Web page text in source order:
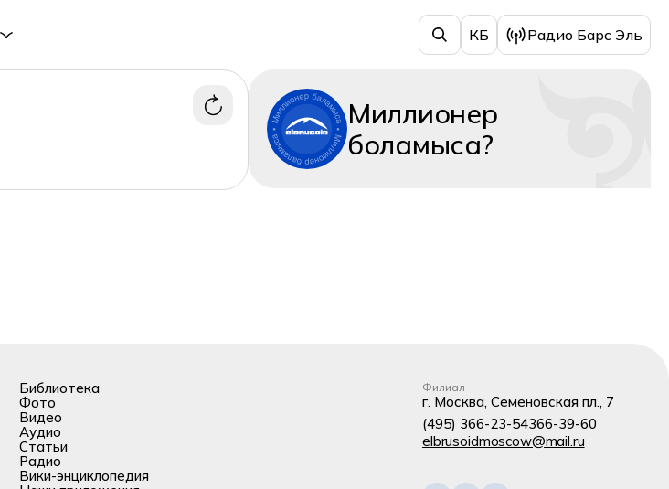
КБ Радио Барс Эль
Миллионер
боламыса?
Библиотека
Фото
Видео
Аудио
Статьи
Радио
Вики-энциклопедия
Филиал
г. Москва, Семеновская пл., 7
(495) 366-23-54366-39-60
elbrusoidmoscow@mail.ru